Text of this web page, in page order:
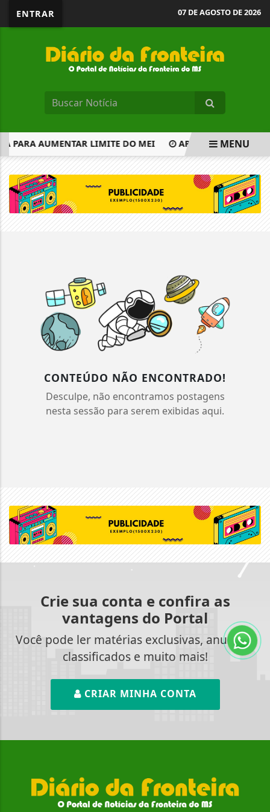
ENTRAR 07 DE AGOSTO DE 2026
PARA AUMENTAR LIMITE DO MEI APOSTA DEMENU
CONTEÚDO NÃO ENCONTRADO!
Desculpe, não encontramos postagens
nesta sessão para serem exibidas aqui.
Crie sua conta e confira as
vantagens do Portal
Você pode ler matérias exclusivas, anunciar
classificados e muito mais!
CRIAR MINHA CONTA